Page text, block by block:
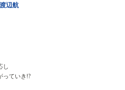
渡辺航
し
っていき!?